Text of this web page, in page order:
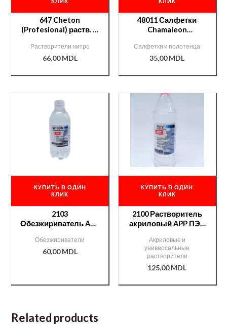
647 Cheton
(Profesional) раств. —
Растворители нитро
66,00MDL
48011 Салфетки
Chamaleon
Салфетки и полотенца
35,00MDL
КУПИТЬ В ОДИН
КЛИК
2103
Обезжириватель APP
Обезжириватели
60,00MDL
КУПИТЬ В ОДИН
КЛИК
2100 Растворитель
акриловый APP ПЭТ
Акриловые и
универсальные
растворители
125,00MDL
Related products